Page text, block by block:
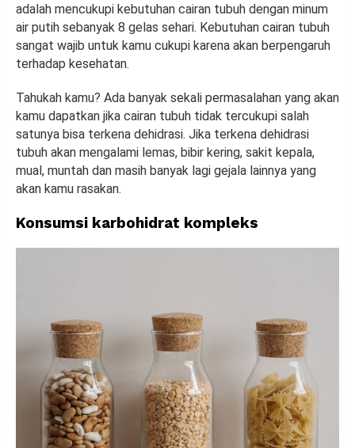
adalah mencukupi kebutuhan cairan tubuh dengan minum
air putih sebanyak 8 gelas sehari. Kebutuhan cairan tubuh
sangat wajib untuk kamu cukupi karena akan berpengaruh
terhadap kesehatan.
Tahukah kamu? Ada banyak sekali permasalahan yang akan
kamu dapatkan jika cairan tubuh tidak tercukupi salah
satunya bisa terkena dehidrasi. Jika terkena dehidrasi
tubuh akan mengalami lemas, bibir kering, sakit kepala,
mual, muntah dan masih banyak lagi gejala lainnya yang
akan kamu rasakan.
Konsumsi karbohidrat kompleks